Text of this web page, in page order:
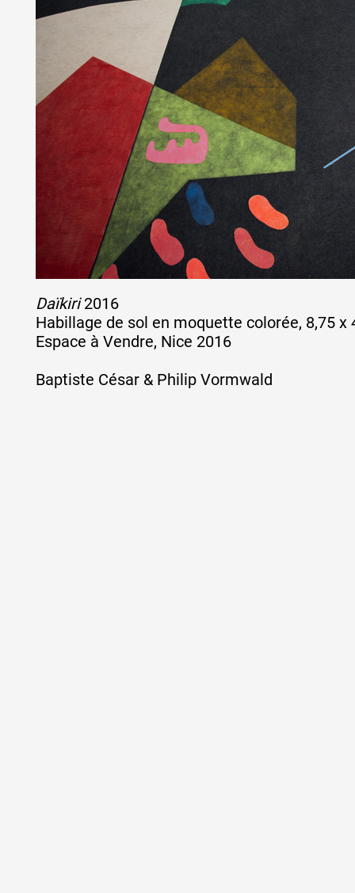
Daïkiri2016
Habillage de sol en moquette colorée, 8,75 x
Espace à Vendre, Nice 2016
Baptiste César & Philip Vormwald